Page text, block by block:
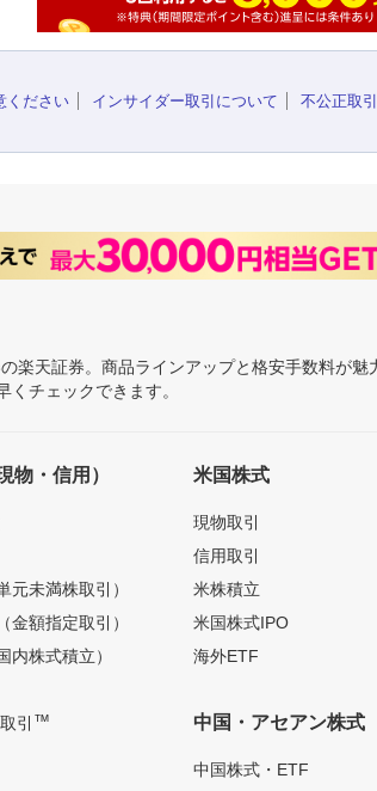
ください インサイダー取引について
不公正取
天証券。商品ラインアップと格安手数料が
チェックできます。
物・信用）
元未満株取引）
金額指定取引）
内株式積立）
引 ™
米国株式
現物取引
信用取引
米株積立
米国株式IPO
海外ETF
中国・アセアン株式
中国株式・ETF